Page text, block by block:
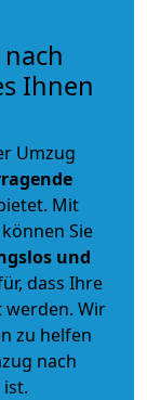
Ihnen
Umzug
Mit
Sie
und
dass Ihre
Wir
zu helfen
nach